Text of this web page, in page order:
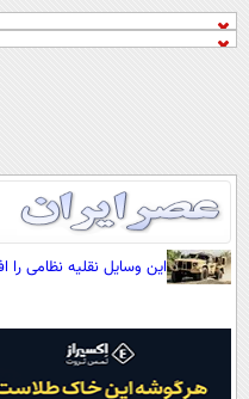
این وسایل نقلیه نظامی را